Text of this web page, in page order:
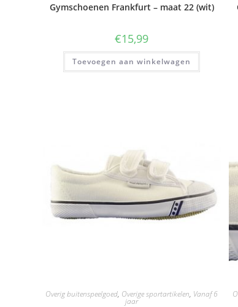
Gymschoenen Frankfurt – maat 22 (wit)
€15,99
Toevoegen aan winkelwagen
Overig buitenspeelgoed, Overige sportartikelen, Vanaf 6
jaar